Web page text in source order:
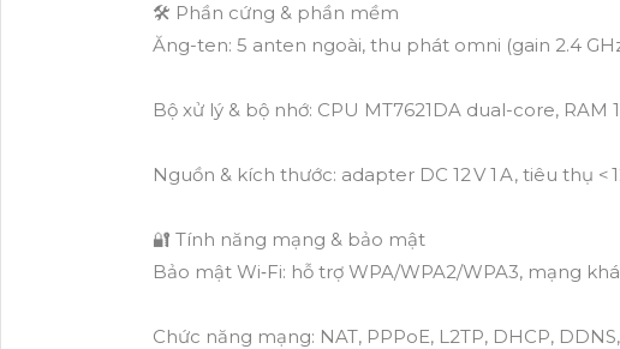
🛠️ Phần cứng & phần mềm
Ăng-ten: 5 anten ngoài, thu phát omni (gain 2.4
Bộ xử lý & bộ nhớ: CPU MT7621DA dual-core, RAM
Nguồn & kích thước: adapter DC 12 V 1 A, tiêu thụ
🔐 Tính năng mạng & bảo mật
Bảo mật Wi‑Fi: hỗ trợ WPA/WPA2/WPA3, mạng
Chức năng mạng: NAT, PPPoE, L2TP, DHCP,